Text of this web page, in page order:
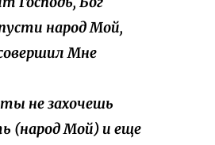
народ Мой,
Мне
ты не захочешь
(народ Мой) и еще